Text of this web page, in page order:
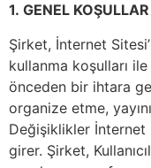
1. GENEL KOŞULLAR
Şirket, İnternet
kullanma koşulları
önceden bir ihtara
organize etme,
Değişiklikler İnternet
girer. Şirket,